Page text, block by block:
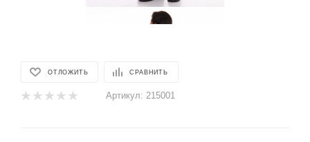
ОТЛОЖИТЬ СРАВНИТЬ
Артикул: 215001